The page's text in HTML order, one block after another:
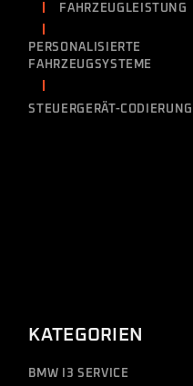
FAHRZEUGLEISTUNG
PERSONALISIERTE
FAHRZEUGSYSTEME
STEUERGERÄT-CODIERUNG
KATEGORIEN
BMW I3 SERVICE